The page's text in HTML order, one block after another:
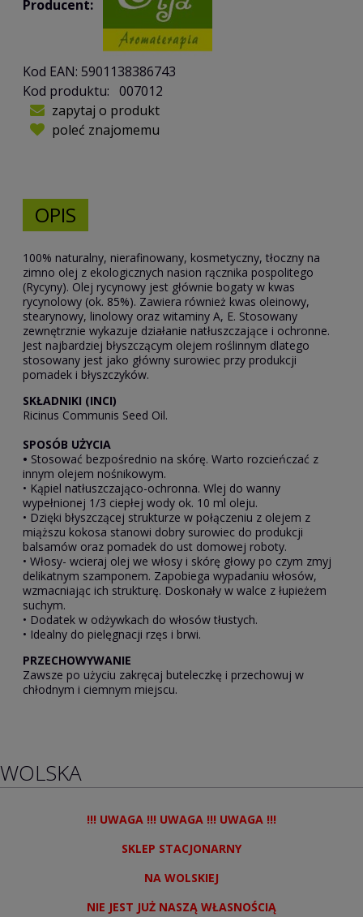
Producent:
Kod EAN: 5901138386743
Kod produktu: 007012
zapytaj o produkt
poleć znajomemu
OPIS
100% naturalny, nierafinowany, kosmetyczny, tłoczny na
zimno olej z ekologicznych nasion rącznika pospolitego
(Rycyny). Olej rycynowy jest głównie bogaty w kwas
rycynolowy (ok. 85%). Zawiera również kwas oleinowy,
stearynowy, linolowy oraz witaminy A, E. Stosowany
zewnętrznie wykazuje działanie natłuszczające i ochronne.
Jest najbardziej błyszczącym olejem roślinnym dlatego
stosowany jest jako główny surowiec przy produkcji
pomadek i błyszczyków.
SKŁADNIKI (INCI)
Ricinus Communis Seed Oil.
SPOSÓB UŻYCIA
• Stosować bezpośrednio na skórę. Warto rozcieńczać z
innym olejem nośnikowym.
• Kąpiel natłuszczająco-ochronna. Wlej do wanny
wypełnionej 1/3 ciepłej wody ok. 10 ml oleju.
• Dzięki błyszczącej strukturze w połączeniu z olejem z
miąższu kokosa stanowi dobry surowiec do produkcji
balsamów oraz pomadek do ust domowej roboty.
• Włosy- wcieraj olej we włosy i skórę głowy po czym zmyj
delikatnym szamponem. Zapobiega wypadaniu włosów,
wzmacniając ich strukturę. Doskonały w walce z łupieżem
suchym.
• Dodatek w odżywkach do włosów tłustych.
• Idealny do pielęgnacji rzęs i brwi.
PRZECHOWYWANIE
Zawsze po użyciu zakręcaj buteleczkę i przechowuj w
chłodnym i ciemnym miejscu.
WOLSKA
!!! UWAGA !!! UWAGA !!! UWAGA !!!
SKLEP STACJONARNY
NA WOLSKIEJ
NIE JEST JUŻ NASZĄ WŁASNOŚCIĄ